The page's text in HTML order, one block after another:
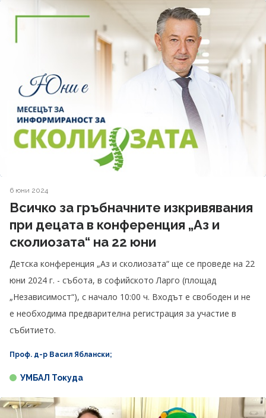
6 юни 2024
Всичко за гръбначните изкривявания
при децата в конференция „Аз и
сколиозата“ на 22 юни
Детска конференция „Аз и сколиозата“ ще се проведе на 22
юни 2024 г. - събота, в софийското Ларго (площад
„Независимост“), с начало 10:00 ч. Входът е свободен и не
е необходима предварителна регистрация за участие в
събитието.
Проф. д-р Васил Яблански;
УМБАЛ Токуда